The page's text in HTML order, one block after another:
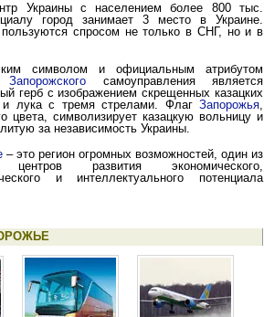
Украины с населением более 800 тыс.
город занимает 3 место в Украине.
пользуются спросом не только в СНГ, но и в
символом и официальным атрибутом
Запорожского самоуправления является
герб с изображением скрещенных казацких
и лука с тремя стрелами. Флаг Запорожья,
цвета, символизирует казацкую вольницу и
за независимость Украины.
– это регион огромных возможностей, один из
центров развития экономического,
и интеллектуального потенциала